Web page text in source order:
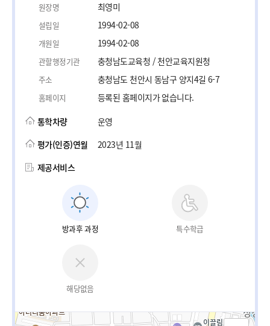
원장명 최영미
설립일 1994-02-08
개원일 1994-02-08
관할행정기관 충청남도교육청 / 천안교육지원청
주소 충청남도 천안시 동남구 양지4길 6-7
홈페이지
등록된 홈페이지가 없습니다.
통학차량
운영
평가(인증)연월
2023년 11월
제공서비스
방과후 과정 특수학급
해당없음